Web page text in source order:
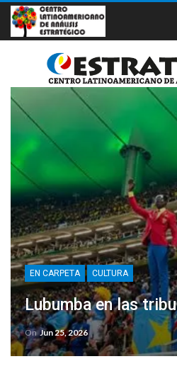
EN CARPETA CULTURA
Lubumba en las
On Jun 25, 2026